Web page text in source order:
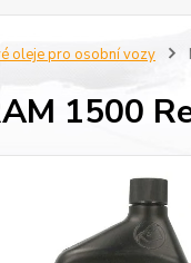
oleje pro osobní vozy
1500